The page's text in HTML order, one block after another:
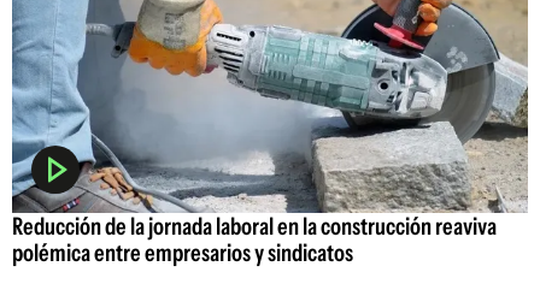
Reducción de la jornada laboral en la construcción reaviva
polémica entre empresarios y sindicatos